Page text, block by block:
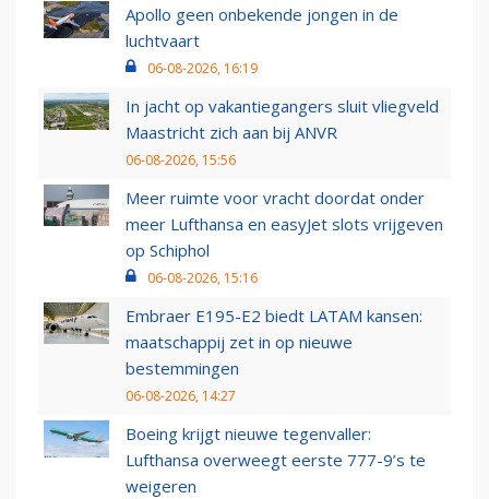
Apollo geen onbekende jongen in de
luchtvaart
06-08-2026, 16:19
In jacht op vakantiegangers sluit vliegveld
Maastricht zich aan bij ANVR
06-08-2026, 15:56
Meer ruimte voor vracht doordat onder
meer Lufthansa en easyJet slots vrijgeven
op Schiphol
06-08-2026, 15:16
Embraer E195-E2 biedt LATAM kansen:
maatschappij zet in op nieuwe
bestemmingen
06-08-2026, 14:27
Boeing krijgt nieuwe tegenvaller:
Lufthansa overweegt eerste 777-9’s te
weigeren